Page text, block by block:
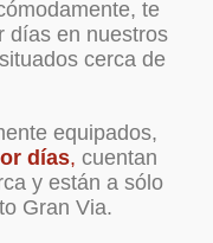
te
días en nuestros
cerca de
equipados,
días, cuentan
y están a sólo
Gran Via.